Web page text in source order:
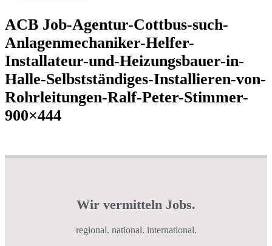
ACB Job-Agentur-Cottbus-such-
Anlagenmechaniker-Helfer-
Installateur-und-Heizungsbauer-in-
Halle-Selbstständiges-Installieren-von-
Rohrleitungen-Ralf-Peter-Stimmer-
900×444
Wir vermitteln Jobs.
regional. national. international.